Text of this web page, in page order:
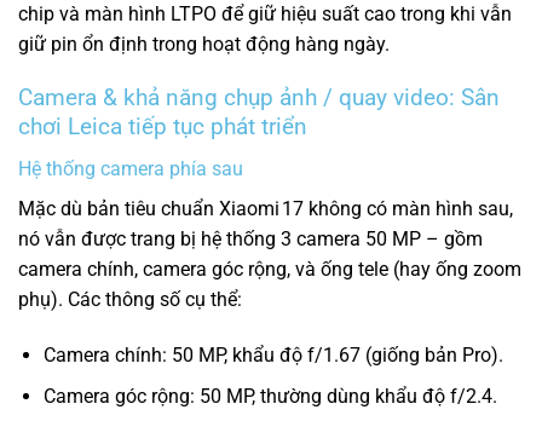
chip và màn hình LTPO để giữ hiệu suất cao trong khi vẫn
giữ pin ổn định trong hoạt động hàng ngày.
Camera & khả năng chụp ảnh / quay video: Sân
chơi Leica tiếp tục phát triển
Hệ thống camera phía sau
Mặc dù bản tiêu chuẩn Xiaomi 17 không có màn hình sau,
nó vẫn được trang bị hệ thống 3 camera 50 MP – gồm
camera chính, camera góc rộng, và ống tele (hay ống zoom
phụ). Các thông số cụ thể:
Camera chính: 50 MP, khẩu độ f/1.67 (giống bản Pro).
Camera góc rộng: 50 MP, thường dùng khẩu độ f/2.4.